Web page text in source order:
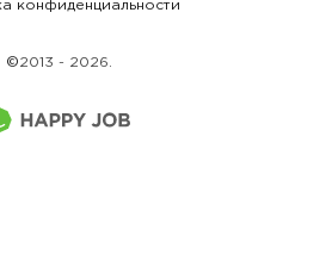
конфиденциальности
©2013 - 2026.